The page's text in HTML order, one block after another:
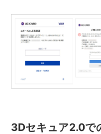
3Dセキュア2.0で